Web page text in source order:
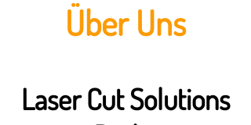
Über Uns
Laser Cut Solutions